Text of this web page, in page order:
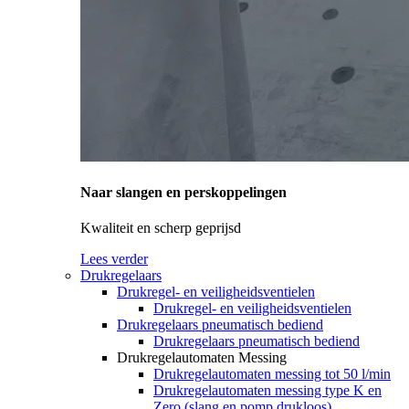
Naar slangen en perskoppelingen
Kwaliteit en scherp geprijsd
Lees verder
Drukregelaars
Drukregel- en veiligheidsventielen
Drukregel- en veiligheidsventielen
Drukregelaars pneumatisch bediend
Drukregelaars pneumatisch bediend
Drukregelautomaten Messing
Drukregelautomaten messing tot 50 l/min
Drukregelautomaten messing type K en